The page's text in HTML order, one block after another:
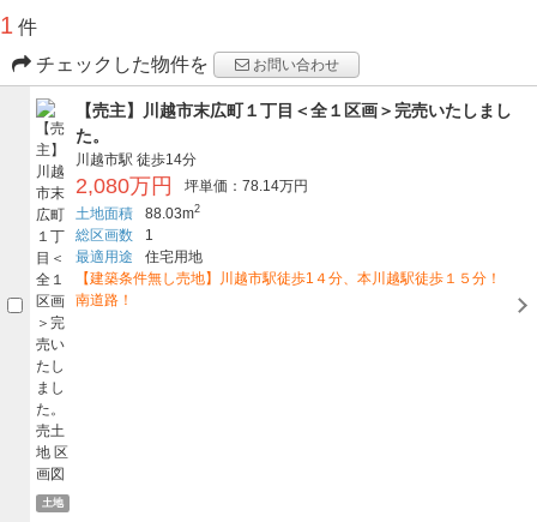
1 件
チェックした物件を
お問い合わせ
土地
【売主】川越市末広町１丁目＜全１区画＞完売いたしまし
た。
川越市駅 徒歩14分
2,080万円
坪単価：78.14万円
土地面積
88.03m2
総区画数
1
最適用途
住宅用地
【建築条件無し売地】川越市駅徒歩1４分、本川越駅徒歩１５分！
南道路！